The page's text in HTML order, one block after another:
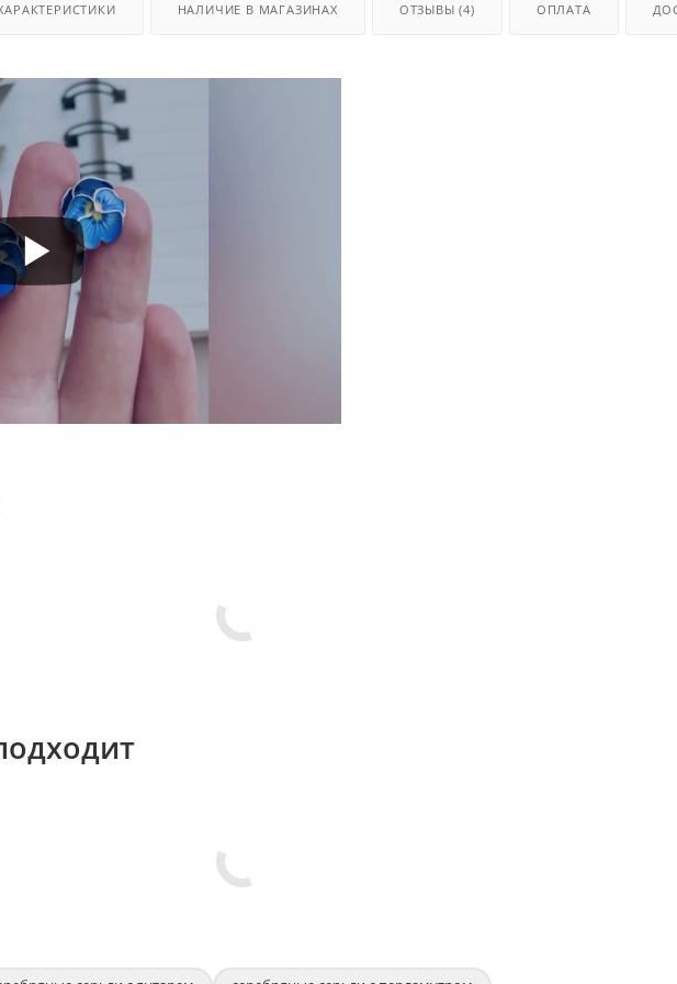
НАЛИЧИЕ В МАГАЗИНАХ ОТЗЫВЫ (4) ОПЛАТА